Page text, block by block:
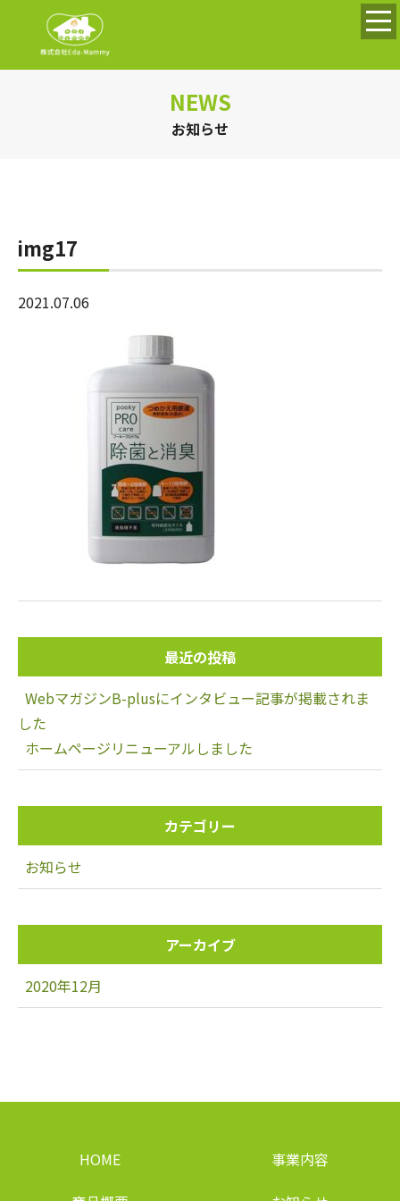
NEWS
お知らせ
img17
2021.07.06
最近の投稿
WebマガジンB-plusにインタビュー記事が掲載されま
した
ホームページリニューアルしました
カテゴリー
お知らせ
アーカイブ
2020年12月
HOME
事業内容